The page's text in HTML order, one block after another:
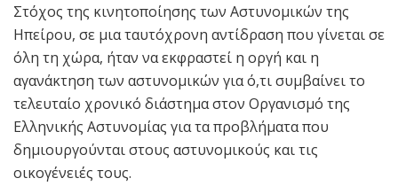
Στόχος της κινητοποίησης των Αστυνομικών της
Ηπείρου, σε μια ταυτόχρονη αντίδραση που γίνεται σε
όλη τη χώρα, ήταν να εκφραστεί η οργή και η
αγανάκτηση των αστυνομικών για ό,τι συμβαίνει το
τελευταίο χρονικό διάστημα στον Οργανισμό της
Ελληνικής Αστυνομίας για τα προβλήματα που
δημιουργούνται στους αστυνομικούς και τις
οικογένειές τους.